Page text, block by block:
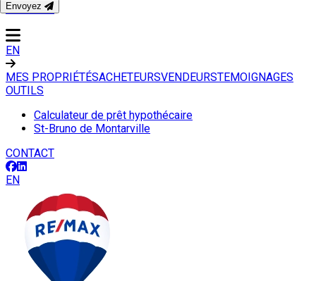
CONTACT
EN
MES PROPRIÉTÉSACHETEURSVENDEURSTEMOIGNAGES
OUTILS
Calculateur de prêt hypothécaire
St-Bruno de Montarville
CONTACT
EN
Envoyez